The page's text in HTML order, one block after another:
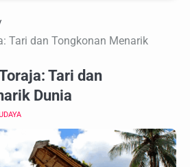
Tari dan Tongkonan Menarik
Tari dan
Dunia